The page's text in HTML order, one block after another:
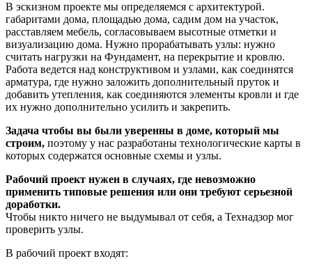
В эскизном проекте мы определяемся с архитектурой.
габаритами дома, площадью дома, садим дом на участок,
расставляем мебель, согласовываем высотные отметки и
визуализацию дома. Нужно прорабатывать узлы: нужно
считать нагрузки на Фундамент, на перекрытие и кровлю.
Работа ведется над конструктивом и узлами, как соединятся
арматура, где нужно заложить дополнительный пруток и
добавить утепления, как соединяются элементы кровли и где
их нужно дополнительно усилить и закрепить.
Задача чтобы вы были уверенны в доме, который мы
строим, поэтому у нас разработаны технологические карты в
которых содержатся основные схемы и узлы.
Рабочий проект нужен в случаях, где невозможно
применить типовые решения или они требуют серьезной
доработки.
Чтобы никто ничего не выдумывал от себя, а Технадзор мог
проверить узлы.
В рабочий проект входят: